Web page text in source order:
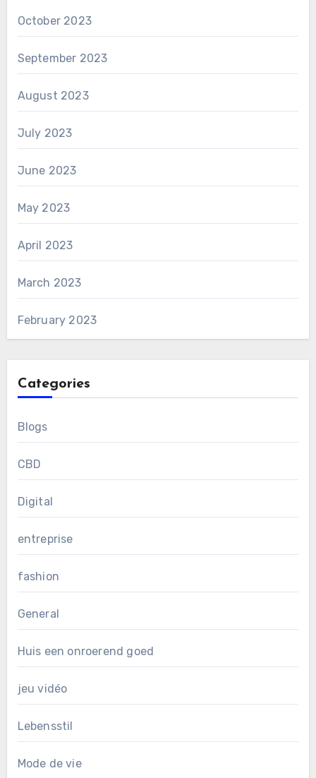
October 2023
September 2023
August 2023
July 2023
June 2023
May 2023
April 2023
March 2023
February 2023
Categories
Blogs
CBD
Digital
entreprise
fashion
General
Huis een onroerend goed
jeu vidéo
Lebensstil
Mode de vie